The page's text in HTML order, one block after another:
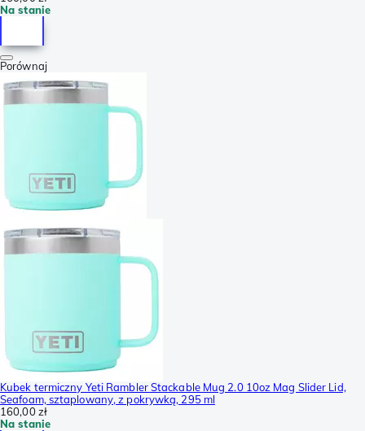
Na stanie
Porównaj
Kubek termiczny Yeti Rambler Stackable Mug 2.0 10oz Mag Slider Lid,
Seafoam, sztaplowany, z pokrywką, 295 ml
160,00 zł
Na stanie